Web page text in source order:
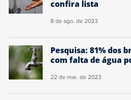
confira lista
8 de ago. de 2023
Pesquisa: 81% dos
com falta de água
22 de mar. de 2023